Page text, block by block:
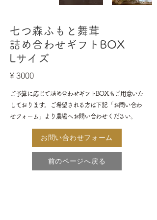
七つ森ふもと舞茸​
詰め合わせギフトBOX
​Lサイズ
​¥ 3000
ご予算に応じて詰め合わせギフトBOXも ご用意いた
しております。ご希望される方は下記「お問い合わ
せフォーム」より農場へお問い合わせください。
お問い合わせフォーム
前のページへ戻る